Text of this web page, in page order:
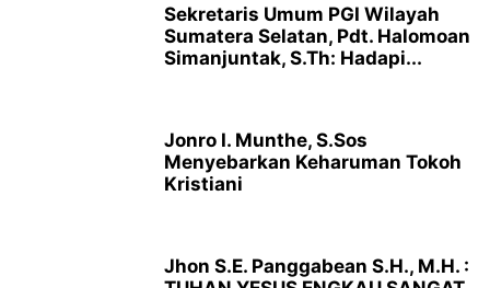
Sekretaris Umum PGI Wilayah
Sumatera Selatan, Pdt. Halomoan
Simanjuntak, S.Th: Hadapi...
Jonro I. Munthe, S.Sos
Menyebarkan Keharuman Tokoh
Kristiani
Jhon S.E. Panggabean S.H., M.H. :